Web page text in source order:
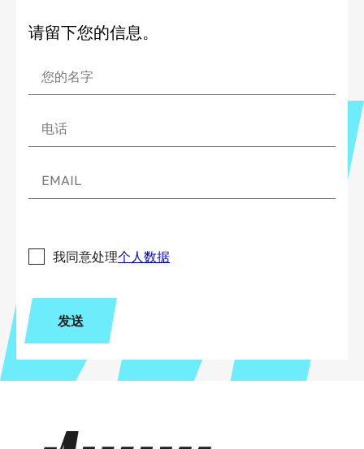
请留下您的信息。
我同意处理个人数据
发送